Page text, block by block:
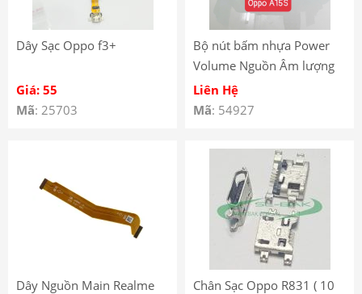
Dây Sạc Oppo f3+
Giá: 55
Mã: 25703
Bộ nút bấm nhựa Power
Volume Nguồn Âm lượng
Oppo A15S
Liên Hệ
Mã: 54927
Dây Nguồn Main Realme
Chân Sạc Oppo R831 ( 10